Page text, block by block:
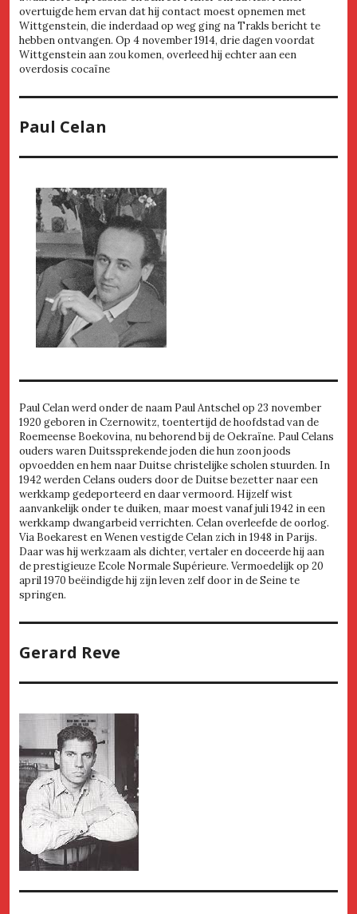
overtuigde hem ervan dat hij contact moest opnemen met
Wittgenstein, die inderdaad op weg ging na Trakls bericht te
hebben ontvangen. Op 4 november 1914, drie dagen voordat
Wittgenstein aan zou komen, overleed hij echter aan een
overdosis cocaïne
Paul Celan
Paul Celan werd onder de naam Paul Antschel op 23 november
1920 geboren in Czernowitz, toentertijd de hoofdstad van de
Roemeense Boekovina, nu behorend bij de Oekraïne. Paul Celans
ouders waren Duitssprekende joden die hun zoon joods
opvoedden en hem naar Duitse christelijke scholen stuurden. In
1942 werden Celans ouders door de Duitse bezetter naar een
werkkamp gedeporteerd en daar vermoord. Hijzelf wist
aanvankelijk onder te duiken, maar moest vanaf juli 1942 in een
werkkamp dwangarbeid verrichten. Celan overleefde de oorlog.
Via Boekarest en Wenen vestigde Celan zich in 1948 in Parijs.
Daar was hij werkzaam als dichter, vertaler en doceerde hij aan
de prestigieuze Ecole Normale Supérieure. Vermoedelijk op 20
april 1970 beëindigde hij zijn leven zelf door in de Seine te
springen.
Gerard Reve